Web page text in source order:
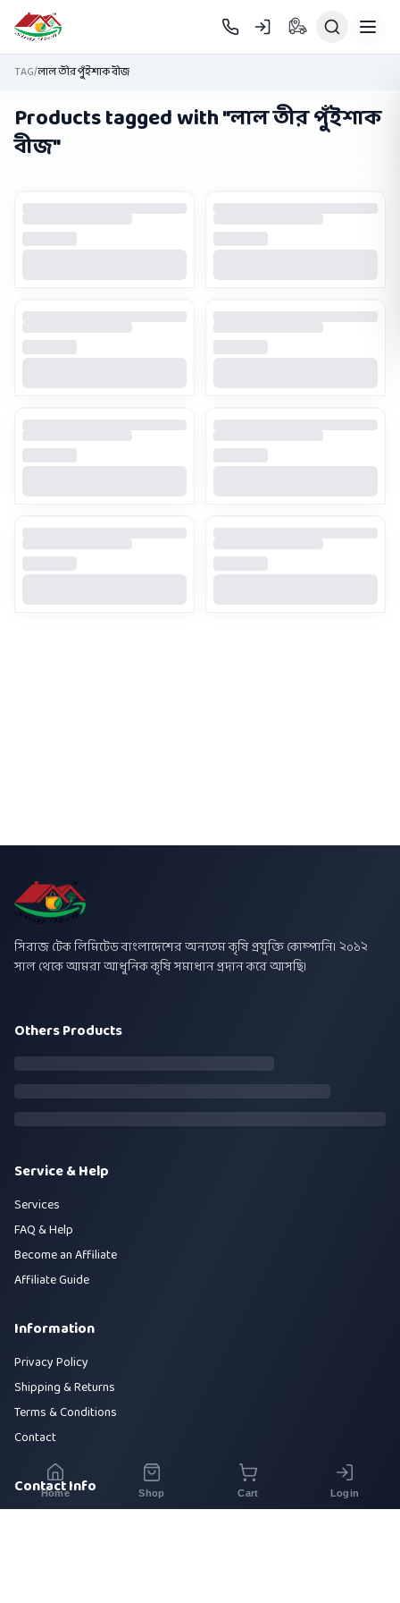
Skip to main content
TAG/লাল তীর পুঁইশাক বীজ
Products tagged with "লাল তীর পুঁইশাক
বীজ"
সিরাজ টেক লিমিটেড বাংলাদেশের অন্যতম কৃষি প্রযুক্তি কোম্পানি। ২০১২
সাল থেকে আমরা আধুনিক কৃষি সমাধান প্রদান করে আসছি।
Others Products
Service & Help
Services
FAQ & Help
Become an Affiliate
Affiliate Guide
Information
Privacy Policy
Shipping & Returns
Terms & Conditions
Contact
Contact Info
Home Shop Cart Login